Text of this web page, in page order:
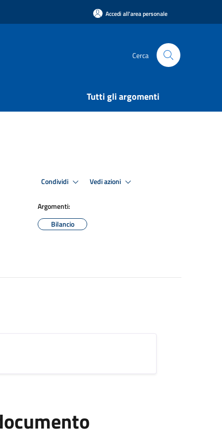
Accedi all'area personale
Cerca
Tutti gli argomenti
Condividi Vedi azioni
Argomenti:
Bilancio